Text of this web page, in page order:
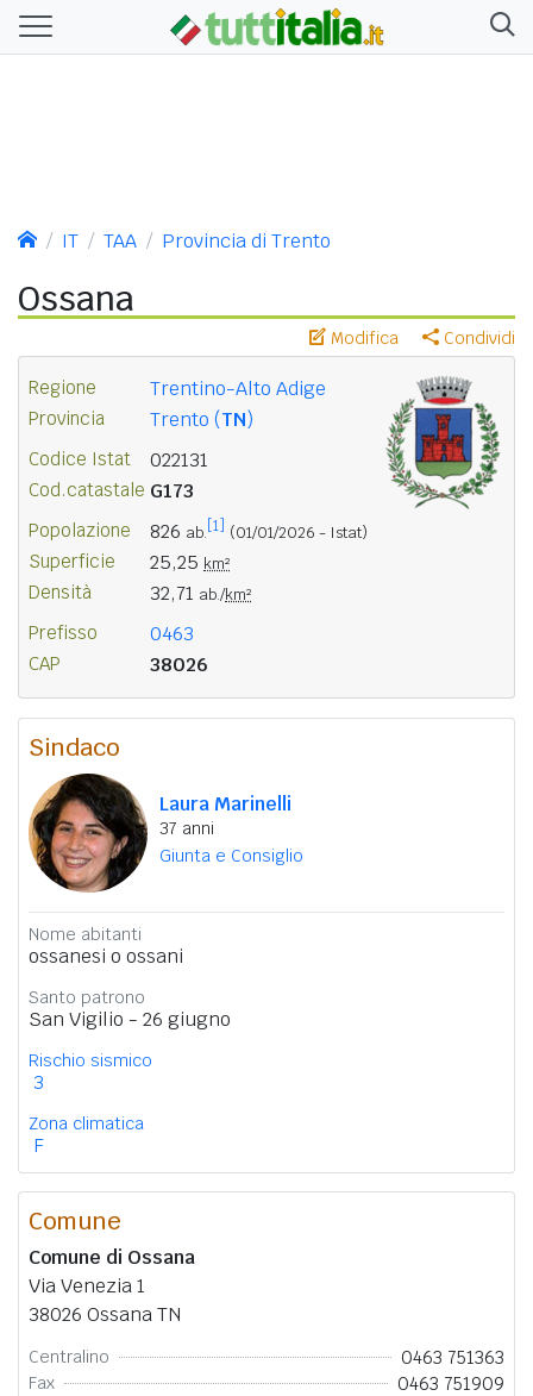
IT TAA Provincia di Trento
Ossana
Modifica Condividi
Regione Trentino-Alto Adige
Provincia Trento (TN)
Codice Istat 022131
Cod.catastale G173
Popolazione 826 ab. [1] (01/01/2026 - Istat)
Superficie 25,25 km²
Densità 32,71 ab./km²
Prefisso 0463
CAP 38026
Sindaco
Laura Marinelli
37 anni
Giunta e Consiglio
Nome abitanti
ossanesi o ossani
Santo patrono
San Vigilio - 26 giugno
Rischio sismico
3
Zona climatica
F
Comune
Comune di Ossana
Via Venezia 1
38026 Ossana TN
Centralino 0463 751363
Fax 0463 751909